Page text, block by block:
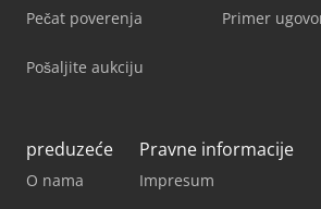
Pečat poverenja
Pošaljite aukciju
Primer
preduzeće
O nama
Pravne informacije
Impresum